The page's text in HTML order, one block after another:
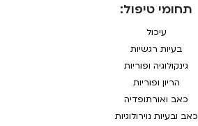
תחומי טיפול:
עיכול
בעיות רגשיות
גינקולוגיה ופוריות
הריון ופוריות
כאב ואורתופדיה
כאב ובעיות נוירולוגיות